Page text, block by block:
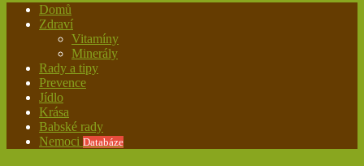
Domů
Zdraví
Vitamíny
Minerály
Rady a tipy
Prevence
Jídlo
Krása
Babské rady
Nemoci Databáze